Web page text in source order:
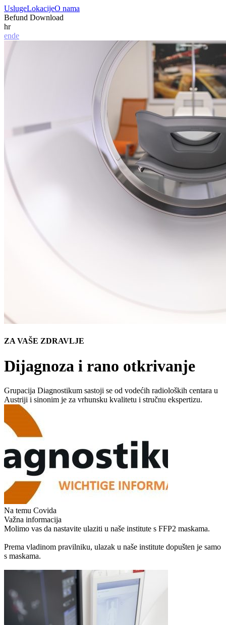
UslugeLokacijeO nama
Befund Download
hr
ende
ZA VAŠE ZDRAVLJE
Dijagnoza i rano otkrivanje
Grupacija Diagnostikum sastoji se od vodećih radioloških centara u
Austriji i sinonim je za vrhunsku kvalitetu i stručnu ekspertizu.
Na temu Covida
Važna informacija
Molimo vas da nastavite ulaziti u naše institute s FFP2 maskama.
Prema vladinom pravilniku, ulazak u naše institute dopušten je samo
s maskama.